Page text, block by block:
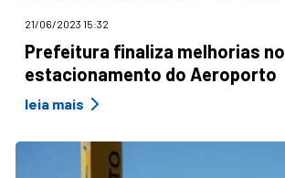
21/06/2023 15:32
Prefeitura finaliza melhorias no
estacionamento do Aeroporto
leia mais